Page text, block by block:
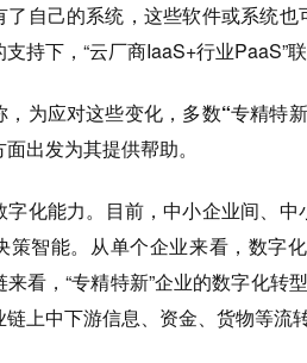
了自己的系统，这些软件或系统
持下，“云厂商IaaS+行业PaaS”
为应对这些变化，多数“专精特
出发为其提供帮助。
化能力。
目前，中小企业间、
策智能。从单个企业来看，数字
看，“专精特新”企业的数字化转
上中下游信息、资金、货物等流